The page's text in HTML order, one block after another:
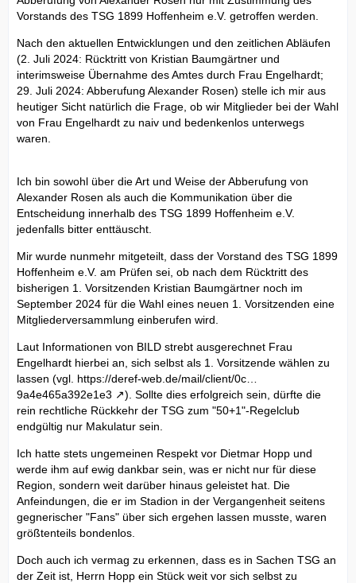
Vorstands des TSG 1899 Hoffenheim e.V. getroffen werden.
Nach den aktuellen Entwicklungen und den zeitlichen Abläufen
(2. Juli 2024: Rücktritt von Kristian Baumgärtner und
interimsweise Übernahme des Amtes durch Frau Engelhardt;
29. Juli 2024: Abberufung Alexander Rosen) stelle ich mir aus
heutiger Sicht natürlich die Frage, ob wir Mitglieder bei der Wahl
von Frau Engelhardt zu naiv und bedenkenlos unterwegs
waren.
Ich bin sowohl über die Art und Weise der Abberufung von
Alexander Rosen als auch die Kommunikation über die
Entscheidung innerhalb des TSG 1899 Hoffenheim e.V.
jedenfalls bitter enttäuscht.
Mir wurde nunmehr mitgeteilt, dass der Vorstand des TSG 1899
Hoffenheim e.V. am Prüfen sei, ob nach dem Rücktritt des
bisherigen 1. Vorsitzenden Kristian Baumgärtner noch im
September 2024 für die Wahl eines neuen 1. Vorsitzenden eine
Mitgliederversammlung einberufen wird.
Laut Informationen von BILD strebt ausgerechnet Frau
Engelhardt hierbei an, sich selbst als 1. Vorsitzende wählen zu
lassen (vgl. https://deref-web.de/mail/client/0c…
9a4e465a392e1e3
). Sollte dies erfolgreich sein, dürfte die
rein rechtliche Rückkehr der TSG zum "50+1"-Regelclub
endgültig nur Makulatur sein.
Ich hatte stets ungemeinen Respekt vor Dietmar Hopp und
werde ihm auf ewig dankbar sein, was er nicht nur für diese
Region, sondern weit darüber hinaus geleistet hat. Die
Anfeindungen, die er im Stadion in der Vergangenheit seitens
gegnerischer "Fans" über sich ergehen lassen musste, waren
größtenteils bondenlos.
Doch auch ich vermag zu erkennen, dass es in Sachen TSG an
der Zeit ist, Herrn Hopp ein Stück weit vor sich selbst zu